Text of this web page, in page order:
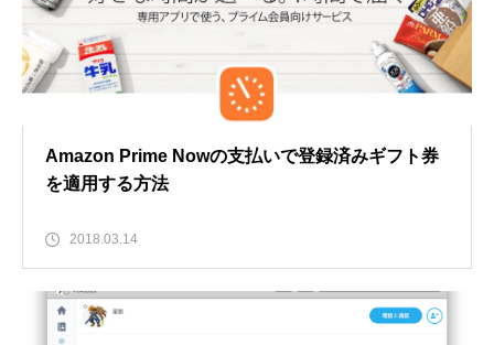
Amazon Prime Nowの支払いで登録済みギフト券
を適用する方法
2018.03.14